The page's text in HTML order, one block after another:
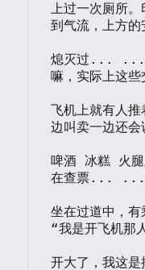
上过一次厕所
到气流，上方
熄灭过... ...
嘛，实际上这
飞机上就有人
边叫卖一边还会
啤酒 冰糕 火
在查票... ...飞
坐在过道中，
“我是开飞机
开大了，我这